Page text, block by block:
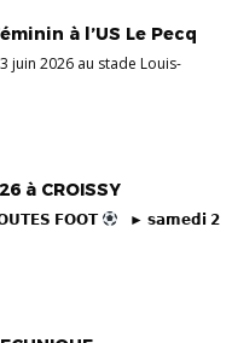
à l’US Le Pecq
juin 2026 au stade Louis-
à CROISSY
𝗙𝗢𝗢𝗧
► 𝘀𝗮𝗺𝗲𝗱𝗶 𝟮